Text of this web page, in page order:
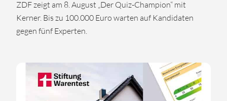
ZDF zeigt am 8. August „Der Quiz-Champion“ mit
Kerner. Bis zu 100.000 Euro warten auf Kandidaten
gegen fünf Experten.